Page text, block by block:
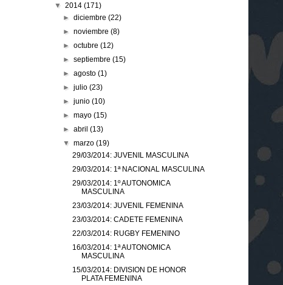
▼ 2014 (171)
►diciembre(22)
►noviembre(8)
►octubre(12)
►septiembre(15)
►agosto(1)
►julio(23)
►junio(10)
►mayo(15)
►abril(13)
▼marzo(19)
29/03/2014: JUVENIL MASCULINA
29/03/2014: 1ª NACIONAL MASCULINA
29/03/2014: 1º AUTONOMICA
MASCULINA
23/03/2014: JUVENIL FEMENINA
23/03/2014: CADETE FEMENINA
22/03/2014: RUGBY FEMENINO
16/03/2014: 1ª AUTONOMICA
MASCULINA
15/03/2014: DIVISION DE HONOR
PLATA FEMENINA